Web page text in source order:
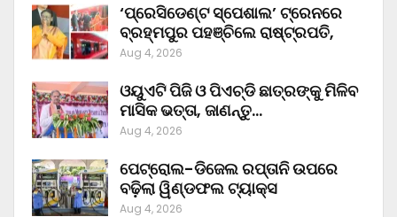
‘ପ୍ରେସିଡେଣ୍ଟ ସ୍ପେଶାଲ’ ଟ୍ରେନରେ
ବ୍ରହ୍ମପୁର ପହଞ୍ଚିଲେ ରାଷ୍ଟ୍ରପତି,
Aug 4, 2026
ଓୟୁଏଟି ପିଜି ଓ ପିଏଚ୍‌ଡି ଛାତ୍ରଙ୍କୁ ମିଳିବ
ମାସିକ ଭତ୍ତା, ଜାଣନ୍ତୁ…
Aug 4, 2026
ପେଟ୍ରୋଲ-ଡିଜେଲ ରପ୍ତାନି ଉପରେ
ବଢ଼ିଲା ୱିଣ୍ଡଫଲ ଟ୍ୟାକ୍ସ
Aug 4, 2026